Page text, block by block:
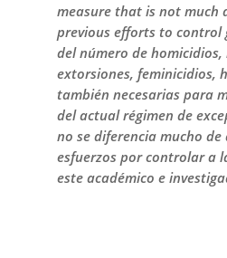
measure that is not much
previous efforts to control
del número de homicidios,
extorsiones, feminicidios,
también necesarias para
del actual régimen de
no se diferencia mucho
esfuerzos por controlar a
este académico e